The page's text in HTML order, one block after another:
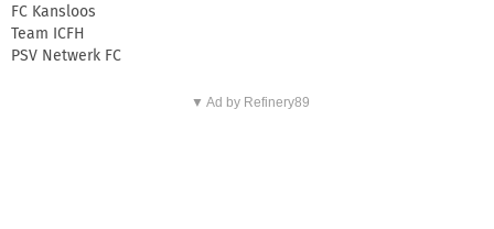
FC Kansloos
Team ICFH
PSV Netwerk FC
▼ Ad by Refinery89